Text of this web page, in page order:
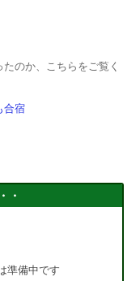
のか、こちらをご覧く
合宿
・
準備中です